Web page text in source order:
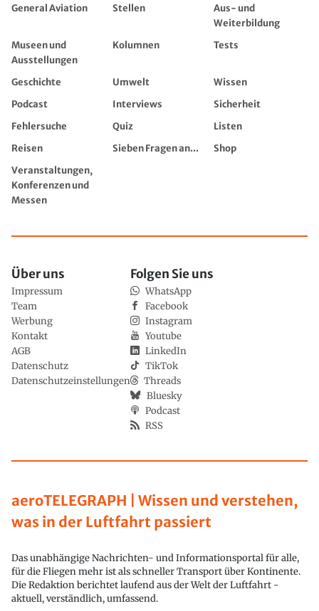
General Aviation
Stellen
Aus- und
Weiterbildung
Museen und
Ausstellungen
Kolumnen Tests
Geschichte Umwelt
Wissen
Podcast
Interviews
Sicherheit
Fehlersuche
Quiz
Listen
Reisen
Sieben Fragen an...
Shop
Veranstaltungen,
Konferenzen und
Messen
aeroTELEGRAPH | Wissen und verstehen,
was in der Luftfahrt passiert
Das unabhängige Nachrichten- und Informationsportal für alle,
für die Fliegen mehr ist als schneller Transport über Kontinente.
Die Redaktion berichtet laufend aus der Welt der Luftfahrt -
aktuell, verständlich, umfassend.
Über uns
Impressum
Team
Werbung
Kontakt
AGB
Datenschutz
Datenschutzeinstellungen
Folgen Sie uns
WhatsApp
Facebook
Instagram
Youtube
LinkedIn
TikTok
Threads
Bluesky
Podcast
RSS